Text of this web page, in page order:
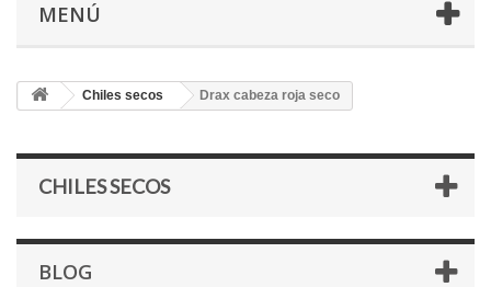
MENÚ
Chiles secos Drax cabeza roja seco
CHILES SECOS
BLOG